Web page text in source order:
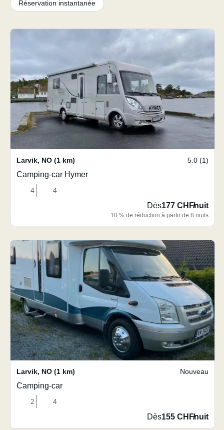
Réservation instantanée
Larvik, NO (1 km) 5.0 (1)
Camping-car Hymer
4 4
Dès177 CHF/nuit
10 % de réduction à partir de 8 nuits
Larvik, NO (1 km) Nouveau
Camping-car
2 4
Dès155 CHF/nuit